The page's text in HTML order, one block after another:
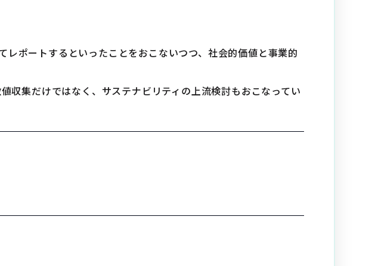
ポートするといったことをおこないつつ、社会的価値と事業的
集だけではなく、サステナビリティの上流検討もおこなってい